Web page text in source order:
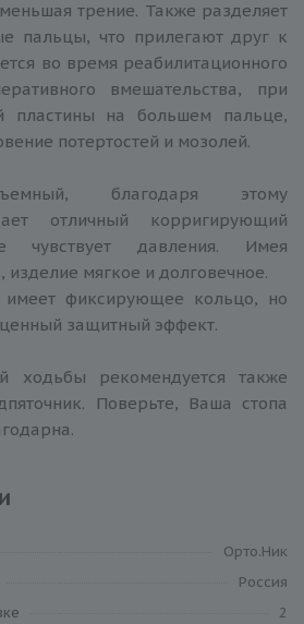
трение. Также разделяет
пальцы, что прилегают друг к
во время реабилитационного
вмешательства, при
пластины на большем пальце,
потертостей и мозолей.
благодаря этому
отличный корригирующий
давления. Имея
изделие мягкое и долговечное.
фиксирующее кольцо, но
защитный эффект.
ходьбы рекомендуется также
Поверьте, Ваша стопа
Орто.Ник
Россия
2